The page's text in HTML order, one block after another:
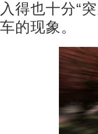
入得也十分“
车的现象。